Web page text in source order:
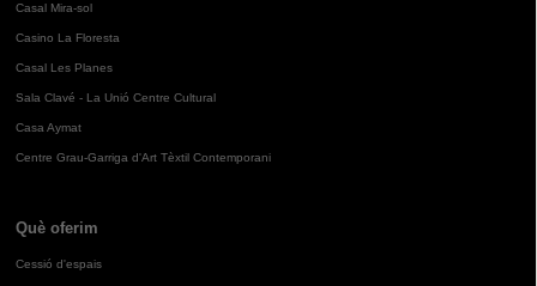
Casal Mira-sol
Casino La Floresta
Casal Les Planes
Sala Clavé - La Unió Centre Cultural
Casa Aymat
Centre Grau-Garriga d'Art Tèxtil Contemporani
Què oferim
Cessió d'espais